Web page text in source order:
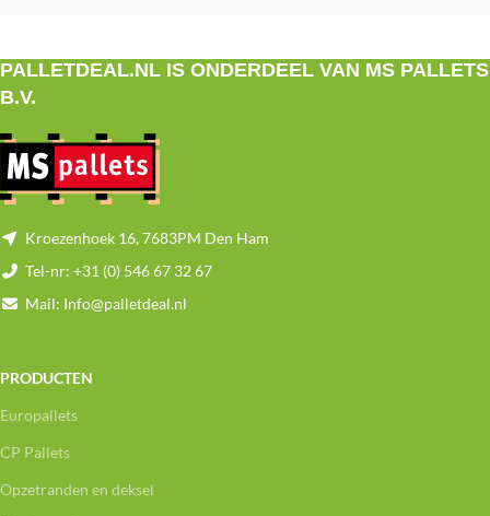
PALLETDEAL.NL IS ONDERDEEL VAN MS PALLETS
B.V.
Kroezenhoek 16, 7683PM Den Ham
Tel-nr: +31 (0) 546 67 32 67
Mail: Info@palletdeal.nl
PRODUCTEN
Europallets
CP Pallets
Opzetranden en deksel